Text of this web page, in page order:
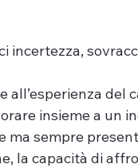
incertezza,
all’esperienza del
insieme a un
ma sempre
la capacità di